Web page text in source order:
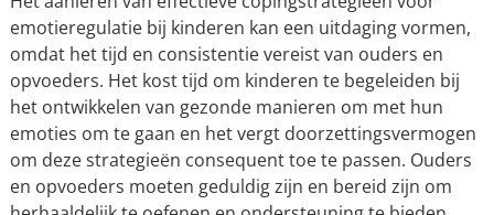
emotieregulatie bij kinderen kan een uitdaging vormen,
omdat het tijd en consistentie vereist van ouders en
opvoeders. Het kost tijd om kinderen te begeleiden bij
het ontwikkelen van gezonde manieren om met hun
emoties om te gaan en het vergt doorzettingsvermogen
om deze strategieën consequent toe te passen. Ouders
en opvoeders moeten geduldig zijn en bereid zijn om